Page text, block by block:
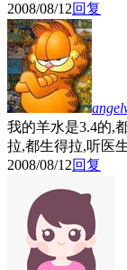
2008/08/12回复
我的羊水是3.4的,
拉,都生得拉,听医
2008/08/12回复